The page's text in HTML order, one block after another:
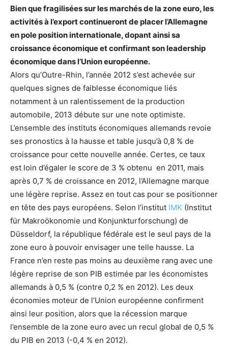
Bien que fragilisées sur les marchés de la zone euro, les
activités à l’export continueront de placer l’Allemagne
en pole position internationale, dopant ainsi sa
croissance économique et confirmant son leadership
économique dans l’Union européenne.
Alors qu’Outre-Rhin, l’année 2012 s’est achevée sur
quelques signes de faiblesse économique liés
notamment à un ralentissement de la production
automobile, 2013 débute sur une note optimiste.
L’ensemble des instituts économiques allemands revoie
ses pronostics à la hausse et table jusqu’à 0,8 % de
croissance pour cette nouvelle année. Certes, ce taux
est loin d’égaler le score de 3 % obtenu en 2011, mais
après 0,7 % de croissance en 2012, l’Allemagne marque
une légère reprise. Assez en tout cas pour se positionner
en tête des pays européens. Selon l’institut IMK (Institut
für Makroökonomie und Konjunkturforschung) de
Düsseldorf, la république fédérale est le seul pays de la
zone euro à pouvoir envisager une telle hausse. La
France n’en reste pas moins au deuxième rang avec une
légère reprise de son PIB estimée par les économistes
allemands à 0,5 % (contre 0,2 % en 2012). Les deux
économies moteur de l’Union européenne confirment
ainsi leur position, alors que la récession marque
l’ensemble de la zone euro avec un recul global de 0,5 %
du PIB en 2013 (-0,4 % en 2012).